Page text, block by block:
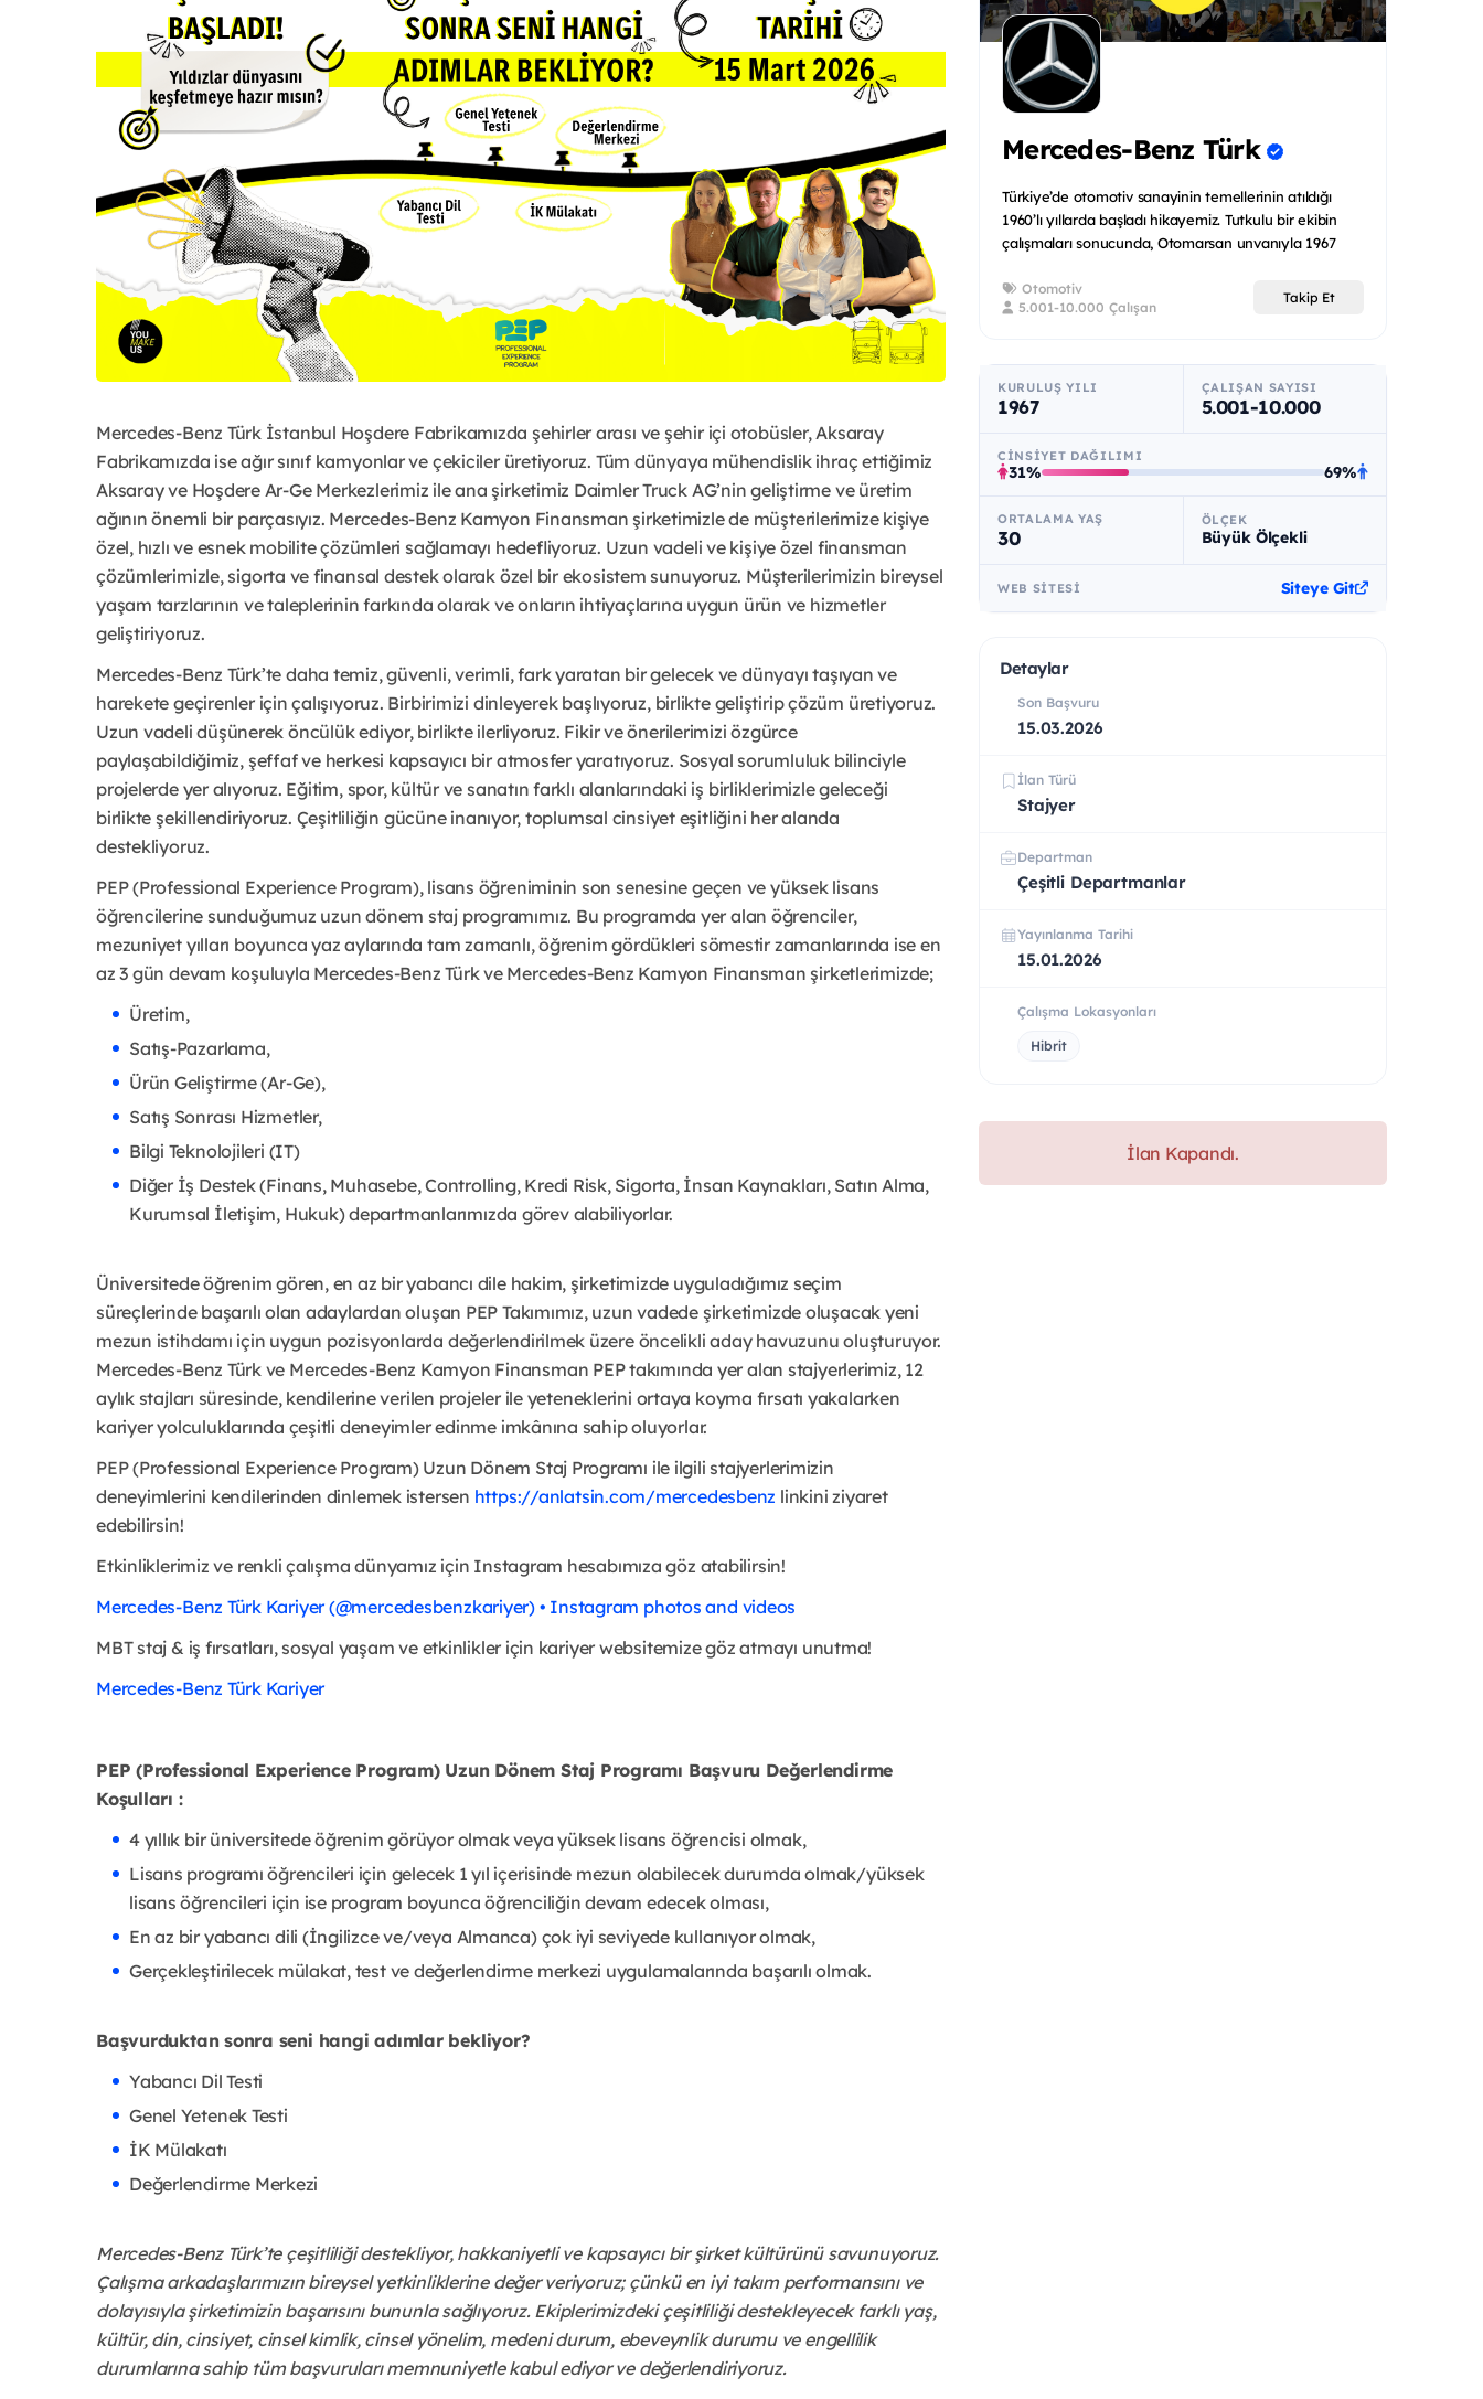
Mercedes-Benz Türk İstanbul Hoşdere Fabrikamızda şehirler arası ve şehir içi otobüsler, Aksaray
Fabrikamızda ise ağır sınıf kamyonlar ve çekiciler üretiyoruz. Tüm dünyaya mühendislik ihraç ettiğimiz
Aksaray ve Hoşdere Ar-Ge Merkezlerimiz ile ana şirketimiz Daimler Truck AG’nin geliştirme ve üretim
ağının önemli bir parçasıyız. Mercedes-Benz Kamyon Finansman şirketimizle de müşterilerimize kişiye
özel, hızlı ve esnek mobilite çözümleri sağlamayı hedefliyoruz. Uzun vadeli ve kişiye özel finansman
çözümlerimizle, sigorta ve finansal destek olarak özel bir ekosistem sunuyoruz. Müşterilerimizin bireysel
yaşam tarzlarının ve taleplerinin farkında olarak ve onların ihtiyaçlarına uygun ürün ve hizmetler
geliştiriyoruz.
Mercedes-Benz Türk’te daha temiz, güvenli, verimli, fark yaratan bir gelecek ve dünyayı taşıyan ve
harekete geçirenler için çalışıyoruz. Birbirimizi dinleyerek başlıyoruz, birlikte geliştirip çözüm üretiyoruz.
Uzun vadeli düşünerek öncülük ediyor, birlikte ilerliyoruz. Fikir ve önerilerimizi özgürce
paylaşabildiğimiz, şeffaf ve herkesi kapsayıcı bir atmosfer yaratıyoruz. Sosyal sorumluluk bilinciyle
projelerde yer alıyoruz. Eğitim, spor, kültür ve sanatın farklı alanlarındaki iş birliklerimizle geleceği
birlikte şekillendiriyoruz. Çeşitliliğin gücüne inanıyor, toplumsal cinsiyet eşitliğini her alanda
destekliyoruz.
PEP (Professional Experience Program), lisans öğreniminin son senesine geçen ve yüksek lisans
öğrencilerine sunduğumuz uzun dönem staj programımız. Bu programda yer alan öğrenciler,
mezuniyet yılları boyunca yaz aylarında tam zamanlı, öğrenim gördükleri sömestir zamanlarında ise en
az 3 gün devam koşuluyla Mercedes-Benz Türk ve Mercedes-Benz Kamyon Finansman şirketlerimizde;
Üretim,
Satış-Pazarlama,
Ürün Geliştirme (Ar-Ge),
Satış Sonrası Hizmetler,
Bilgi Teknolojileri (IT)
Diğer İş Destek (Finans, Muhasebe, Controlling, Kredi Risk, Sigorta, İnsan Kaynakları, Satın Alma,
Kurumsal İletişim, Hukuk) departmanlarımızda görev alabiliyorlar.
Üniversitede öğrenim gören, en az bir yabancı dile hakim, şirketimizde uyguladığımız seçim
süreçlerinde başarılı olan adaylardan oluşan PEP Takımımız, uzun vadede şirketimizde oluşacak yeni
mezun istihdamı için uygun pozisyonlarda değerlendirilmek üzere öncelikli aday havuzunu oluşturuyor.
Mercedes-Benz Türk ve Mercedes-Benz Kamyon Finansman PEP takımında yer alan stajyerlerimiz, 12
aylık stajları süresinde, kendilerine verilen projeler ile yeteneklerini ortaya koyma fırsatı yakalarken
kariyer yolculuklarında çeşitli deneyimler edinme imkânına sahip oluyorlar.
PEP (Professional Experience Program) Uzun Dönem Staj Programı ile ilgili stajyerlerimizin
deneyimlerini kendilerinden dinlemek istersen https://anlatsin.com/mercedesbenz linkini ziyaret
edebilirsin!
Etkinliklerimiz ve renkli çalışma dünyamız için Instagram hesabımıza göz atabilirsin!
Mercedes-Benz Türk Kariyer (@mercedesbenzkariyer) • Instagram photos and videos
MBT staj & iş fırsatları, sosyal yaşam ve etkinlikler için kariyer websitemize göz atmayı unutma!
Mercedes-Benz Türk Kariyer
PEP (Professional Experience Program) Uzun Dönem Staj Programı Başvuru Değerlendirme
Koşulları :
4 yıllık bir üniversitede öğrenim görüyor olmak veya yüksek lisans öğrencisi olmak,
Lisans programı öğrencileri için gelecek 1 yıl içerisinde mezun olabilecek durumda olmak/yüksek
lisans öğrencileri için ise program boyunca öğrenciliğin devam edecek olması,
En az bir yabancı dili (İngilizce ve/veya Almanca) çok iyi seviyede kullanıyor olmak,
Gerçekleştirilecek mülakat, test ve değerlendirme merkezi uygulamalarında başarılı olmak.
Başvurduktan sonra seni hangi adımlar bekliyor?
Yabancı Dil Testi
Genel Yetenek Testi
İK Mülakatı
Değerlendirme Merkezi
Mercedes-Benz Türk’te çeşitliliği destekliyor, hakkaniyetli ve kapsayıcı bir şirket kültürünü savunuyoruz.
Çalışma arkadaşlarımızın bireysel yetkinliklerine değer veriyoruz; çünkü en iyi takım performansını ve
dolayısıyla şirketimizin başarısını bununla sağlıyoruz. Ekiplerimizdeki çeşitliliği destekleyecek farklı yaş,
kültür, din, cinsiyet, cinsel kimlik, cinsel yönelim, medeni durum, ebeveynlik durumu ve engellilik
durumlarına sahip tüm başvuruları memnuniyetle kabul ediyor ve değerlendiriyoruz.
Mercedes-Benz Türk
Türkiye’de otomotiv sanayinin temellerinin atıldığı
1960’lı yıllarda başladı hikayemiz. Tutkulu bir ekibin
çalışmaları sonucunda, Otomarsan unvanıyla 1967
Otomotiv
5.001-10.000 Çalışan
Takip Et
KURULUŞ YILI
1967
ÇALIŞAN SAYISI
5.001-10.000
CINSIYET DAĞILIMI
31% 69%
ORTALAMA YAŞ
30
ÖLÇEK
Büyük Ölçekli
WEB SITESI Siteye Git
Detaylar
Son Başvuru
15.03.2026
İlan Türü
Stajyer
Departman
Çeşitli Departmanlar
Yayınlanma Tarihi
15.01.2026
Çalışma Lokasyonları
Hibrit
İlan Kapandı.